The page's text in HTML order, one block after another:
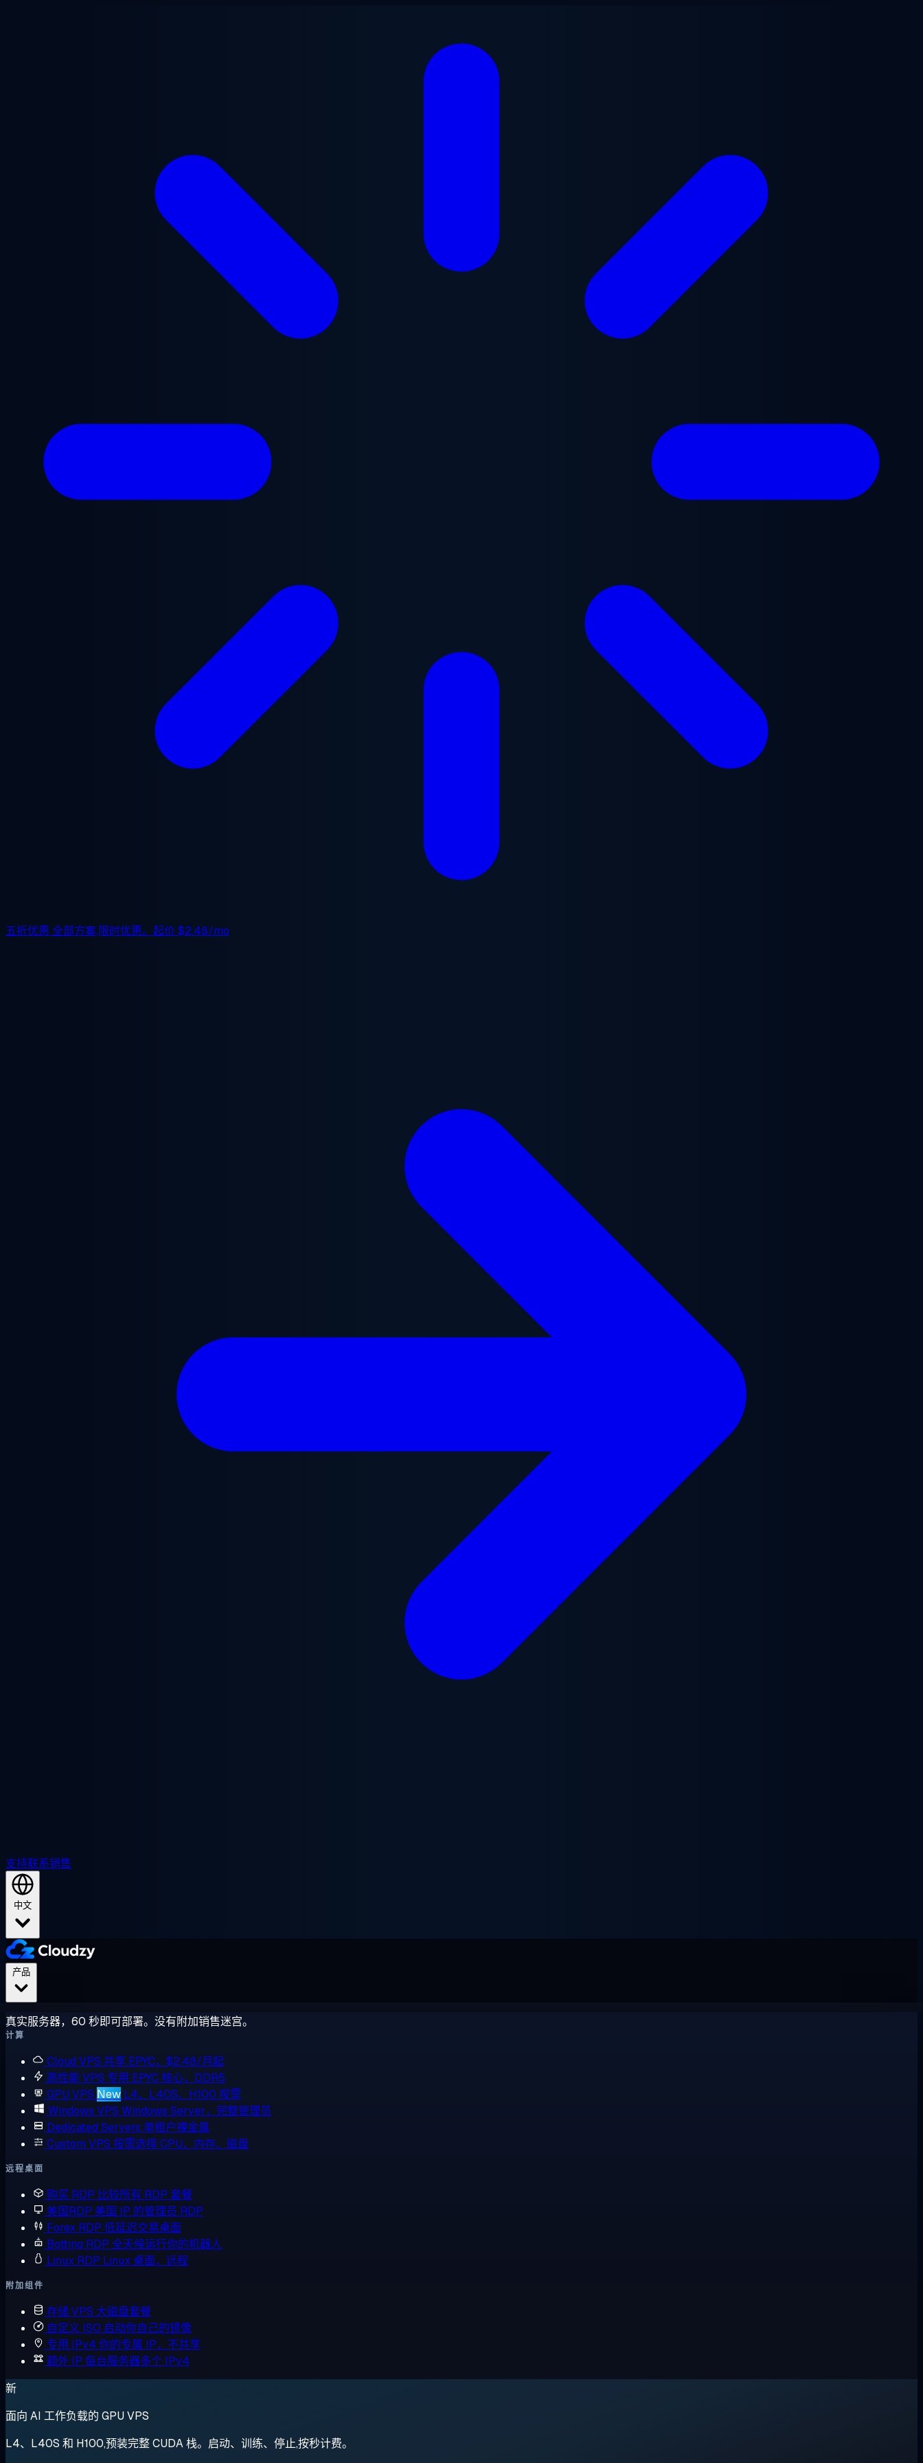
五折优惠 全部方案,限时优惠。起价$2.48/mo
支持联系销售
中文
真实服务器，60 秒即可部署。没有附加销售迷宫。
计算
Cloud VPS 共享 EPYC，$2.48/月起
高性能 VPS 专用 EPYC 核心，DDR5
GPU VPS New L4、L40S、H100 按需
Windows VPS Windows Server，完整管理员
Dedicated Servers 单租户裸金属
Custom VPS 按需选择 CPU、内存、磁盘
远程桌面
购买 RDP 比较所有 RDP 套餐
美国RDP 美国 IP 的管理员 RDP
Forex RDP 低延迟交易桌面
Botting RDP 全天候运行你的机器人
Linux RDP Linux 桌面，远程
附加组件
存储 VPS 大磁盘套餐
自定义 ISO 启动你自己的镜像
专用 IPv4 你的专属 IP，不共享
额外 IP 每台服务器多个 IPv4
新
面向 AI 工作负载的 GPU VPS
L4、L40S 和 H100,预装完整 CUDA 栈。启动、训练、停止,按秒计费。